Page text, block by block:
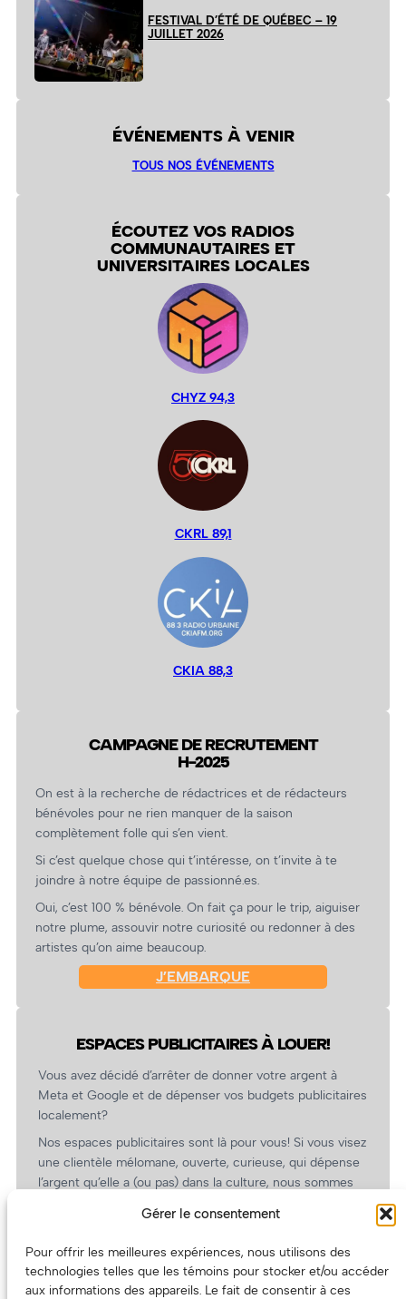
Gérer le consentement
Pour offrir les meilleures expériences, nous utilisons des
technologies telles que les témoins pour stocker et/ou accéder
aux informations des appareils. Le fait de consentir à ces
FESTIVAL D’ÉTÉ DE QUÉBEC – 19
JUILLET 2026
ÉVÉNEMENTS À VENIR
TOUS NOS ÉVÉNEMENTS
ÉCOUTEZ VOS RADIOS
COMMUNAUTAIRES ET
UNIVERSITAIRES LOCALES
CHYZ 94,3
CKRL 89,1
CKIA 88,3
CAMPAGNE DE RECRUTEMENT
H-2025
On est à la recherche de rédactrices et de rédacteurs
bénévoles pour ne rien manquer de la saison
complètement folle qui s’en vient.
Si c’est quelque chose qui t’intéresse, on t’invite à te
joindre à notre équipe de passionné.es.
Oui, c’est 100 % bénévole. On fait ça pour le trip, aiguiser
notre plume, assouvir notre curiosité ou redonner à des
artistes qu’on aime beaucoup.
J’EMBARQUE
ESPACES PUBLICITAIRES À LOUER!
Vous avez décidé d’arrêter de donner votre argent à
Meta et Google et de dépenser vos budgets publicitaires
localement?
Nos espaces publicitaires sont là pour vous! Si vous visez
une clientèle mélomane, ouverte, curieuse, qui dépense
l’argent qu’elle a (ou pas) dans la culture, nous sommes
revient.
(Oui, on va avoir des tarifs spéciaux pour vous, les